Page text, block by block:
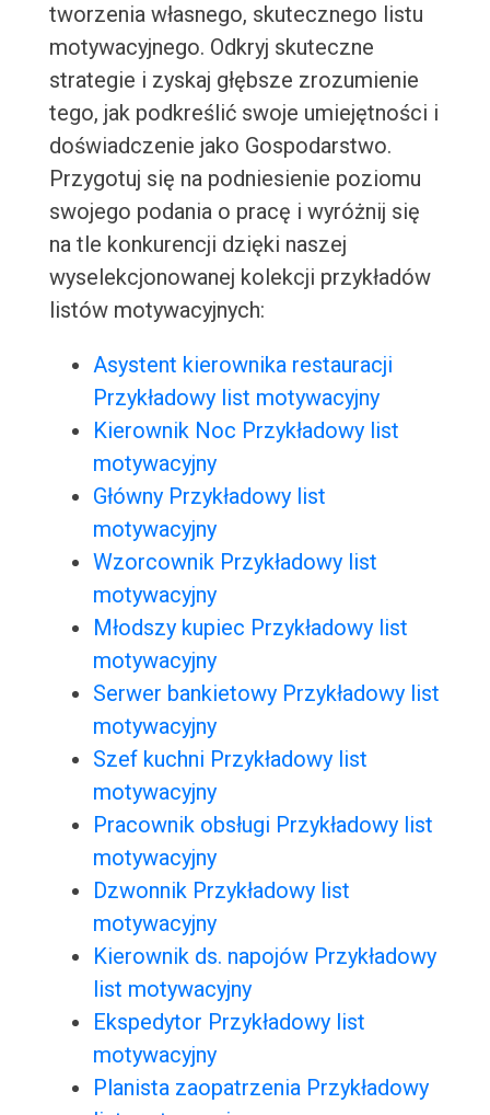
tworzenia własnego, skutecznego listu
motywacyjnego. Odkryj skuteczne
strategie i zyskaj głębsze zrozumienie
tego, jak podkreślić swoje umiejętności i
doświadczenie jako Gospodarstwo.
Przygotuj się na podniesienie poziomu
swojego podania o pracę i wyróżnij się
na tle konkurencji dzięki naszej
wyselekcjonowanej kolekcji przykładów
listów motywacyjnych:
Asystent kierownika restauracji
Przykładowy list motywacyjny
Kierownik Noc Przykładowy list
motywacyjny
Główny Przykładowy list
motywacyjny
Wzorcownik Przykładowy list
motywacyjny
Młodszy kupiec Przykładowy list
motywacyjny
Serwer bankietowy Przykładowy list
motywacyjny
Szef kuchni Przykładowy list
motywacyjny
Pracownik obsługi Przykładowy list
motywacyjny
Dzwonnik Przykładowy list
motywacyjny
Kierownik ds. napojów Przykładowy
list motywacyjny
Ekspedytor Przykładowy list
motywacyjny
Planista zaopatrzenia Przykładowy